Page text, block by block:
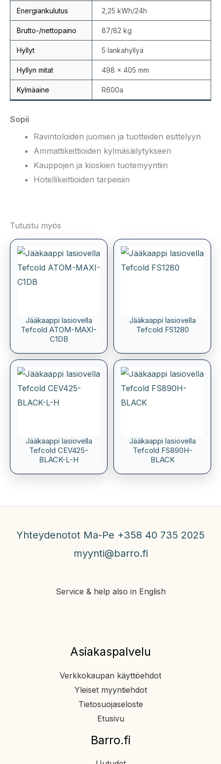
Energiankulutus 2,25 kWh/24h
Brutto-/nettopaino 87/82 kg
Hyllyt 5 lankahyllyä
Hyllyn mitat 498 × 405 mm
Kylmäaine R600a
Sopii
Ravintoloiden juomien ja tuotteiden esittelyyn
Ammattikeittioiden kylmäsäilytykseen
Kauppojen ja kioskien tuotemyyntiin
Hotellikeittioiden tarpeisiin
Tutustu myös
Jääkaappi lasiovella
Tefcold ATOM-MAXI-
C1DB
Jääkaappi lasiovella
Tefcold FS1280
Jääkaappi lasiovella
Tefcold CEV425-
BLACK-L-H
Jääkaappi lasiovella
Tefcold FS890H-
BLACK
Yhteydenotot Ma-Pe +358 40 735 2025
myynti@barro.fi
Service & help also in English
Asiakaspalvelu
Verkkokaupan käyttöehdot
Yleiset myyntiehdot
Tietosuojaseloste
Etusivu
Barro.fi